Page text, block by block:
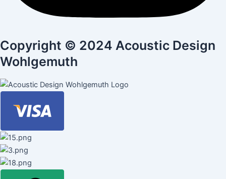
Copyright © 2024 Acoustic Design
Wohlgemuth